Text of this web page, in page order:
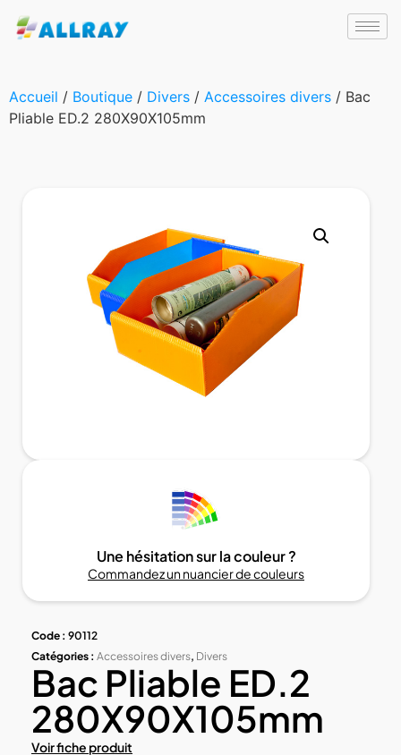
Accueil / Boutique / Divers / Accessoires divers / Bac
Pliable ED.2 280X90X105mm
Une hésitation sur la couleur ?
Commandez un nuancier de couleurs
Code : 90112
Catégories : Accessoires divers, Divers
Bac Pliable ED.2
280X90X105mm
Voir fiche produit